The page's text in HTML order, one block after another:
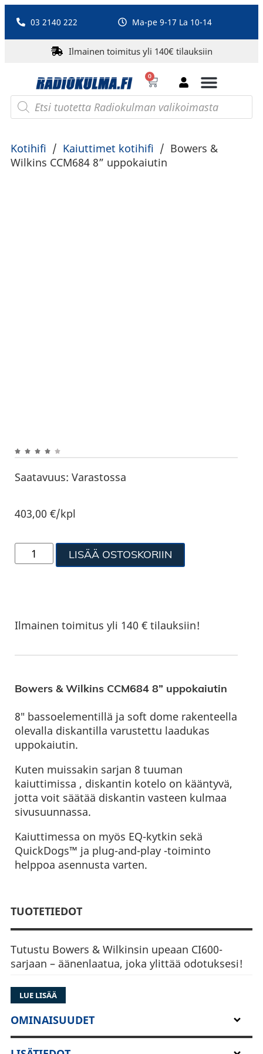
03 2140 222 Ma-pe 9-17 La 10-14
Ilmainen toimitus yli 140€ tilauksiin
0
Kotihifi / Kaiuttimet kotihifi / Bowers &
Wilkins CCM684 8” uppokaiutin
Saatavuus: Varastossa
403,00€/kpl
LISÄÄ OSTOSKORIIN
Ilmainen toimitus yli 140 € tilauksiin!
Bowers & Wilkins CCM684 8” uppokaiutin
8″ bassoelementillä ja soft dome rakenteella
olevalla diskantilla varustettu laadukas
uppokaiutin.
Kuten muissakin sarjan 8 tuuman
kaiuttimissa , diskantin kotelo on kääntyvä,
jotta voit säätää diskantin vasteen kulmaa
sivusuunnassa.
Kaiuttimessa on myös EQ-kytkin sekä
QuickDogs™ ja plug-and-play -toiminto
helppoa asennusta varten.
TUOTETIEDOT
Tutustu Bowers & Wilkinsin upeaan CI600-
sarjaan – äänenlaatua, joka ylittää odotuksesi!
CI600 tarjoaa tinkimätöntä äänentoistoa
tyylikkäässä muodossa. Suunniteltu
huolellisesti ja varustettu huippuluokan
teknologialla. Ssulautuu täydellisesti kodin
sisustukseen tarjoten samalla vaikuttavan
LUE LISÄÄ
OMINAISUUDET